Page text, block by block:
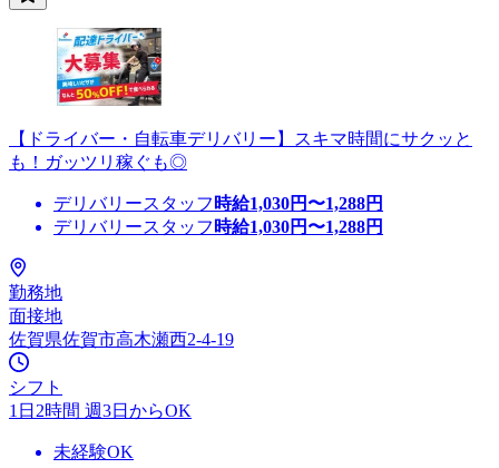
【ドライバー・自転車デリバリー】スキマ時間にサクッと
も！ガッツリ稼ぐも◎
デリバリースタッフ 時給1,030円〜1,288円
デリバリースタッフ 時給1,030円〜1,288円
勤務地
面接地
佐賀県佐賀市高木瀬西2-4-19
シフト
1日2時間 週3日からOK
未経験OK